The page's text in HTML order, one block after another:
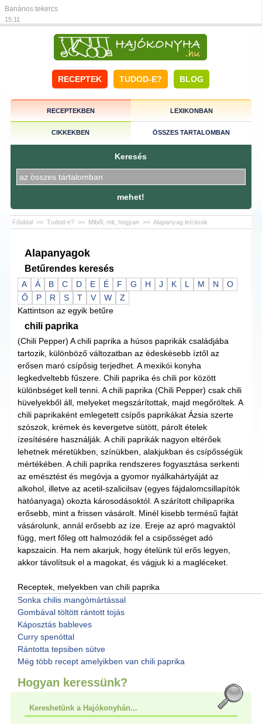
Banános tekercs
15:11
RECEPTEK TUDOD-E? BLOG
RECEPTEKBEN LEXIKONBAN
CIKKEKBEN ÖSSZES TARTALOMBAN
Keresés
mehet!
Főoldal >> Tudod-e? >> Miből, mit, hogyan >> Alapanyag leírások
Alapanyagok
Betűrendes keresés
A Á B C D E É F G H J K L M N
O
Ő
P R S T V W
Z
Kattintson az egyik betűre
chili paprika
(Chili Pepper) A chili paprika a húsos paprikák családjába
tartozik, különböző változatban az édeskésebb íztől az
erősen maró csípősig terjedhet. A mexikói konyha
legkedveltebb fűszere. Chili paprika és chili por között
különbséget kell tenni. A chili paprika (Chili Pepper) csak chili
hüvelyekből áll, melyeket megszárítottak, majd megőröltek. A
chili paprikaként emlegetett csípős paprikákat Ázsia szerte
szószok, krémek és kevergetve sütött, párolt ételek
ízesítésére használják. A chili paprikák nagyon eltérőek
lehetnek méretükben, színükben, alakjukban és csípősségük
mértékében. A chili paprika rendszeres fogyasztása serkenti
az emésztést és megóvja a gyomor nyálkahártyáját az
alkohol, illetve az acetil-szalicilsav (egyes fájdalomcsillapítók
hatóanyaga) okozta károsodásoktól. A szárított chilipaprika
erősebb, mint a frissen vásárolt. Minél kisebb termésű fajtát
vásárolunk, annál erősebb az íze. Ereje az apró magvaktól
függ, mert főleg ott halmozódik fel a csipősséget adó
kapszaicin. Ha nem akarjuk, hogy ételünk túl erős legyen,
akkor távolítsuk el a magokat, és vágjuk ki a magléceket.
Receptek, melyekben van chili paprika
Sonka chilis mangómártással
Gombával töltött rántott tojás
Káposztás bableves
Curry spenóttal
Rántotta tepsiben sütve
Még több recept amelyikben van chili paprika
Hogyan keressünk?
Kereshetünk a Hajókonyhán...